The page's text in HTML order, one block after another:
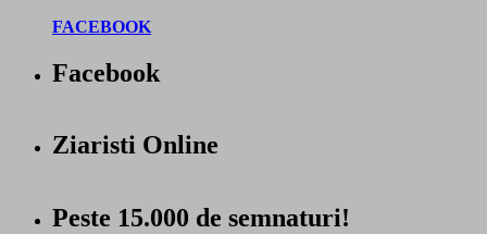
FACEBOOK
Facebook
Ziaristi Online
Peste 15.000 de semnaturi!